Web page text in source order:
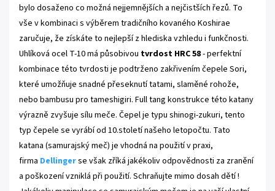
bylo dosaženo co možná nejjemnějších a nejčistších řezů. To
vše v kombinaci s výběrem tradičního kovaného Koshirae
zaručuje, že získáte to nejlepší z hlediska vzhledu i funkčnosti.
Uhlíková ocel T-10 má působivou tvrdost HRC 58- perfektní
kombinace této tvrdosti je podtrženo zakřivením čepele Sori,
které umožňuje snadné přeseknutí tatami, slaměné rohože,
nebo bambusu pro tameshigiri. Full tang konstrukce této katany
výrazně zvyšuje sílu meče. Čepel je typu shinogi-zukuri, tento
typ čepele se vyrábí od 10.století našeho letopočtu. Tato
katana (samurajský meč) je vhodná na použití v praxi,
firma Dellingerse však zříká jakékoliv odpovědnosti za zranění
a poškození vzniklá při použití. Schraňujte mimo dosah dětí !